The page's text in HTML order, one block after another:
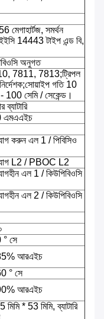
মেগাহার্টজ, সমর্থন
14443 টাইপ এন্ড বি,
অনুগত
7811, 7813;ট্রিপল
গতি 10
- 100 সেমি / সেকেন্ড।
এমএএইচ
করুন এল 1 / পিবিসিও
L2 / PBOC L2
এল 1 / কিউপিবিওসি
এল 2 / কিউপিবিওসি
সে
আরএইচ
° সে
আরএইচ
* 53 মিমি, ব্যাটারি